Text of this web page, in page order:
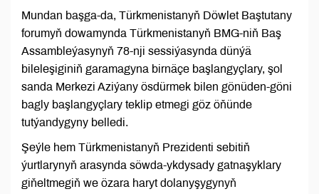
Mundan başga-da, Türkmenistanyň Döwlet Baştutany
forumyň dowamynda Türkmenistanyň BMG-niň Baş
Assambleýasynyň 78-nji sessiýasynda dünýä
bileleşiginiň garamagyna birnäçe başlangyçlary, şol
sanda Merkezi Aziýany ösdürmek bilen gönüden-göni
bagly başlangyçlary teklip etmegi göz öňünde
tutýandygyny belledi.
Şeýle hem Türkmenistanyň Prezidenti sebitiň
ýurtlarynyň arasynda söwda-ykdysady gatnaşyklary
giňeltmegiň we özara haryt dolanyşygynyň